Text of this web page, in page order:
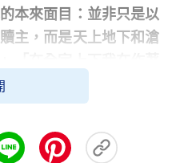
本來面目：並非只是以
主，而是天上地下和滄
巨聲不斷發出，震動了
帶到了今天，我是讓人
傾倒在此流中，都歸服
從全地之上收回，在東